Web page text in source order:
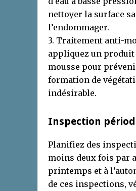
nettoyer la surface
l’endommager.
3. Traitement anti-
appliquez un
mousse pour
formation de
indésirable.
Inspection
Planifiez des
moins deux fois par
printemps et à
de ces inspections,